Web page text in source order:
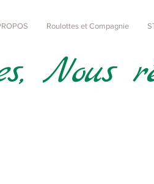
Roulottes et Compagnie
Nous